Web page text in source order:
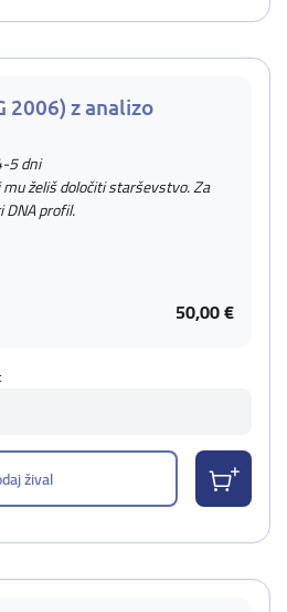
2006) z analizo
5 dni
želiš določiti starševstvo. Za
profil.
50,00 €
žival